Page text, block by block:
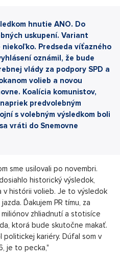
hnutie ANO. Do
uskupení. Variant
Predseda víťazného
oznámil, že bude
vlády za podpory SPD a
volieb a novou
Koalícia komunistov,
predvolebným
s volebným výsledkom boli
vráti do Snemovne
sme usilovali po novembri.
historický výsledok,
v histórii volieb. Je to výsledok
Ďakujem PR tímu, za
zhliadnutí a stotisíce
ktorá bude skutočne makať.
kariéry. Dúfal som v
je to pecka,"